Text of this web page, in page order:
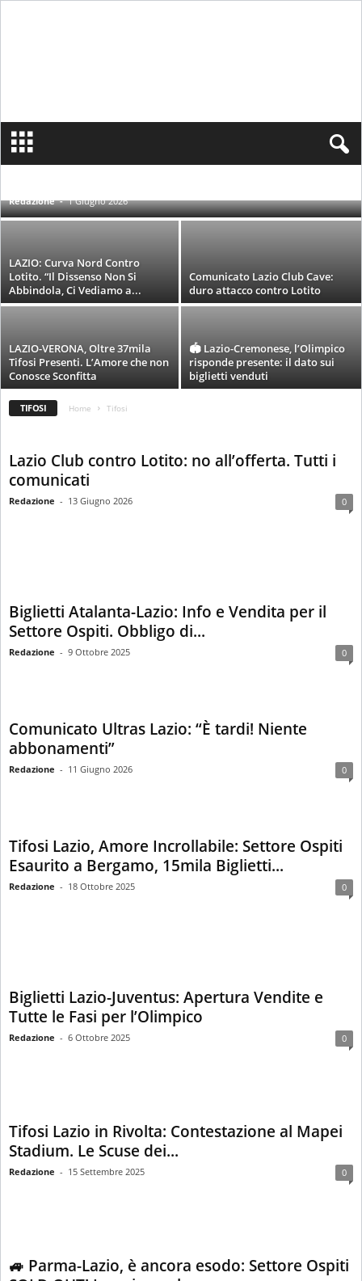
n
e
1
INFORTUNATI & CONDIZIONI
NEWS LAZIO PAGELLE
PALLA A CAMPANILE
PARTITE
PRIMAVERA
PROBABILI FORMAZIONI
Abbonamenti Lazio: venerdì la decisione
Redazione - 1 Giugno 2026
LAZIO: Curva Nord Contro
Lotito. “Il Dissenso Non Si
Abbindola, Ci Vediamo a...
Comunicato Lazio Club Cave:
duro attacco contro Lotito
LAZIO-VERONA, Oltre 37mila
Tifosi Presenti. L’Amore che non
Conosce Sconfitta
🏟️ Lazio-Cremonese, l’Olimpico
risponde presente: il dato sui
biglietti venduti
TIFOSI Home Tifosi
Lazio Club contro Lotito: no all’offerta. Tutti i
comunicati
Redazione - 13 Giugno 2026 0
Biglietti Atalanta-Lazio: Info e Vendita per il
Settore Ospiti. Obbligo di...
Redazione - 9 Ottobre 2025 0
Comunicato Ultras Lazio: “È tardi! Niente
abbonamenti”
Redazione - 11 Giugno 2026 0
Tifosi Lazio, Amore Incrollabile: Settore Ospiti
Esaurito a Bergamo, 15mila Biglietti...
Redazione - 18 Ottobre 2025 0
Biglietti Lazio-Juventus: Apertura Vendite e
Tutte le Fasi per l’Olimpico
Redazione - 6 Ottobre 2025 0
Tifosi Lazio in Rivolta: Contestazione al Mapei
Stadium. Le Scuse dei...
Redazione - 15 Settembre 2025 0
🚙 Parma-Lazio, è ancora esodo: Settore Ospiti